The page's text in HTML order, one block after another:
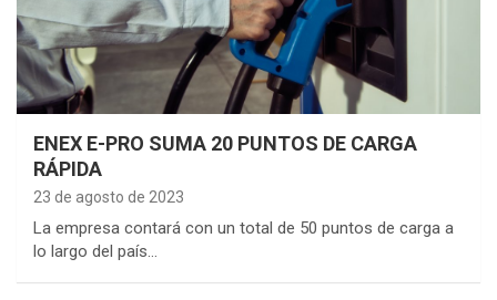
ENEX E-PRO SUMA 20 PUNTOS DE CARGA
RÁPIDA
23 de agosto de 2023
La empresa contará con un total de 50 puntos de carga a
lo largo del país…